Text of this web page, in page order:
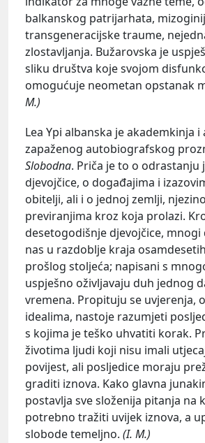
balkanskog patrijarhata,
transgeneracijske traume,
zlostavljanja. Bužarovska je
sliku društva koje svojom
omogućuje neometan opstanak
M.)
Lea Ypi albanska je akademkinja
zapaženog autobiografskog
Slobodna. Priča je to o odrastanju
djevojčice, o događajima i
obitelji, ali i o jednoj zemlji,
previranjima kroz koja prolazi.
desetogodišnje djevojčice, mnogi
nas u razdoblje kraja
prošlog stoljeća; napisani s
uspješno oživljavaju duh jednog
vremena. Propituju se uvjerenja,
idealima, nastoje razumjeti
s kojima je teško uhvatiti korak.
životima ljudi koji nisu imali
povijest, ali posljedice moraju
graditi iznova. Kako glavna
postavlja sve složenija pitanja na
potrebno tražiti uvijek iznova, a
slobode temeljno. (I. M.)